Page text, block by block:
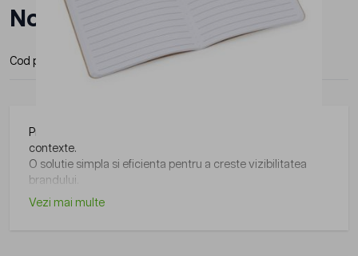
Notebook Roly Saler
Cod produs: NB8055S129 Producator:
Produs din gama Roly, practic si usor de folosit in diverse
contexte.
O solutie simpla si eficienta pentru a creste vizibilitatea
brandului.
Vezi mai multe